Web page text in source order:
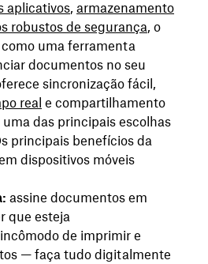
aplicativos, armazenamento
robustos de segurança, o
uma ferramenta
documentos no seu
sincronização fácil,
real e compartilhamento
das principais escolhas
principais benefícios da
dispositivos móveis
assine documentos em
que esteja
de imprimir e
— faça tudo digitalmente